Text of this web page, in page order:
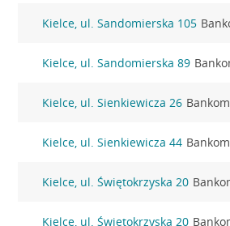
Kielce, ul. Sandomierska 105
Kielce, ul. Sandomierska 89
Kielce, ul. Sienkiewicza 26
Kielce, ul. Sienkiewicza 44
Kielce, ul. Świętokrzyska 20
Kielce, ul. Świętokrzyska 20